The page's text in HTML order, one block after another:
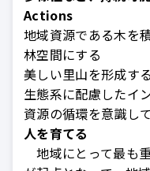
Actions
地域資源である木を
林空間にする
美しい里山を形成す
生態系に配慮したイ
資源の循環を意識し
人を育てる
地域にとって最も